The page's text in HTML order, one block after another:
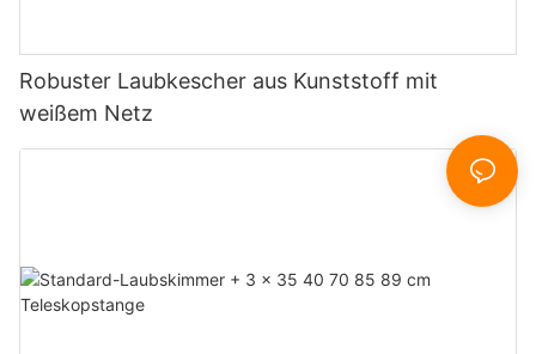
Robuster Laubkescher aus Kunststoff mit
weißem Netz